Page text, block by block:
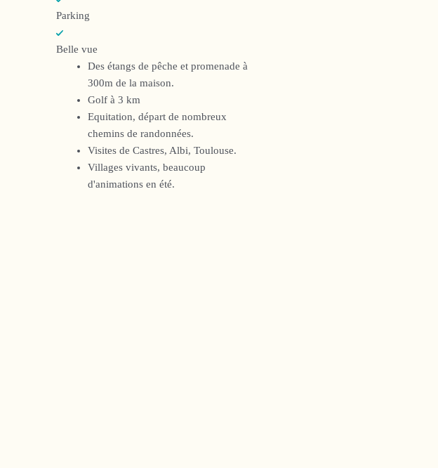
Parking
Belle vue
Des étangs de pêche et promenade à
300m de la maison.
Golf à 3 km
Equitation, départ de nombreux
chemins de randonnées.
Visites de Castres, Albi, Toulouse.
Villages vivants, beaucoup
d'animations en été.